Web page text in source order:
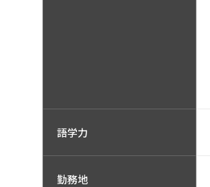
語学力
勤務地